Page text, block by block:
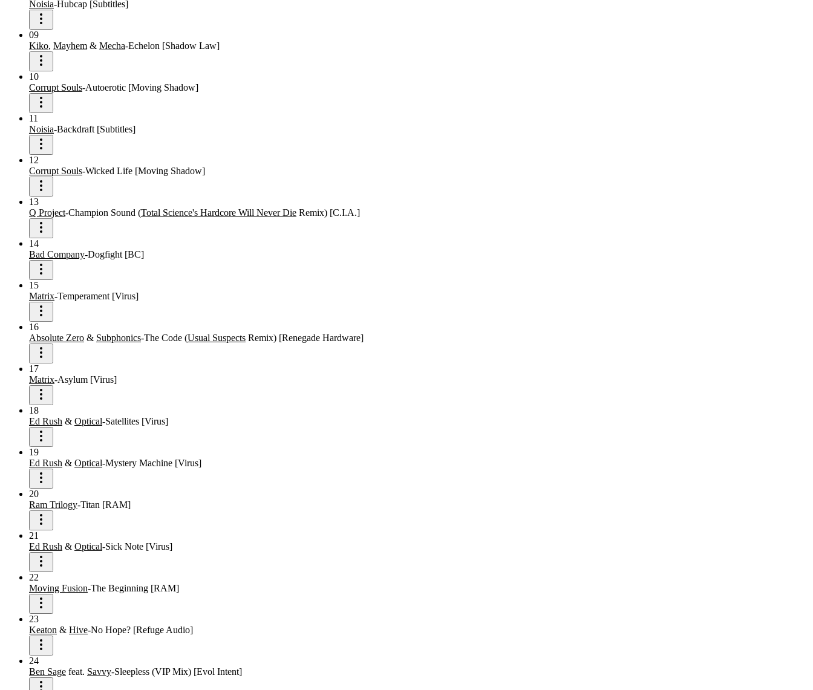
Noisia-Hubcap [Subtitles]
09
Kiko, Mayhem & Mecha-Echelon [Shadow Law]
10
Corrupt Souls-Autoerotic [Moving Shadow]
11
Noisia-Backdraft [Subtitles]
12
Corrupt Souls-Wicked Life [Moving Shadow]
13
Q Project-Champion Sound (Total Science's Hardcore Will Never Die Remix) [C.I.A.]
14
Bad Company-Dogfight [BC]
15
Matrix-Temperament [Virus]
16
Absolute Zero & Subphonics-The Code (Usual Suspects Remix) [Renegade Hardware]
17
Matrix-Asylum [Virus]
18
Ed Rush & Optical-Satellites [Virus]
19
Ed Rush & Optical-Mystery Machine [Virus]
20
Ram Trilogy-Titan [RAM]
21
Ed Rush & Optical-Sick Note [Virus]
22
Moving Fusion-The Beginning [RAM]
23
Keaton & Hive-No Hope? [Refuge Audio]
24
Ben Sage feat. Savvy-Sleepless (VIP Mix) [Evol Intent]